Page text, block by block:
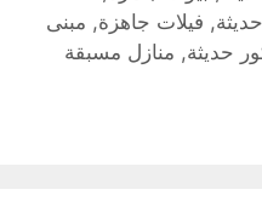
, فيلات جاهزة, مبنى
حديثة, منازل مسبقة